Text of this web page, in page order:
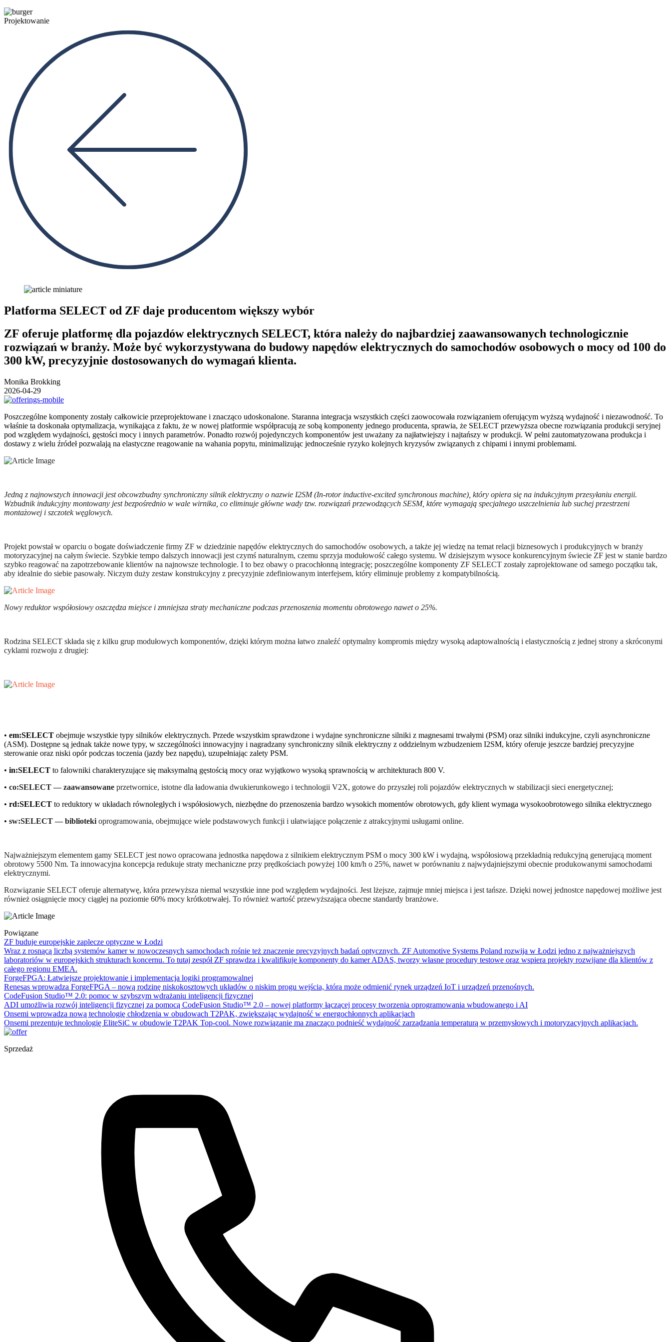
Projektowanie
Platforma SELECT od ZF daje producentom większy wybór
ZF oferuje platformę dla pojazdów elektrycznych SELECT, która należy do najbardziej zaawansowanych technologicznie
rozwiązań w branży. Może być wykorzystywana do budowy napędów elektrycznych do samochodów osobowych o mocy od 100 do
300 kW, precyzyjnie dostosowanych do wymagań klienta.
Monika Brokking
2026-04-29
Poszczególne komponenty zostały całkowicie przeprojektowane i znacząco udoskonalone. Staranna integracja wszystkich części zaowocowała rozwiązaniem oferującym wyższą wydajność i niezawodność. To
właśnie ta doskonała optymalizacja, wynikająca z faktu, że w nowej platformie współpracują ze sobą komponenty jednego producenta, sprawia, że SELECT przewyższa obecne rozwiązania produkcji seryjnej
pod względem wydajności, gęstości mocy i innych parametrów. Ponadto rozwój pojedynczych komponentów jest uważany za najłatwiejszy i najtańszy w produkcji. W pełni zautomatyzowana produkcja i
dostawy z wielu źródeł pozwalają na elastyczne reagowanie na wahania popytu, minimalizując jednocześnie ryzyko kolejnych kryzysów związanych z chipami i innymi problemami.
Jedną z najnowszych innowacji jest obcowzbudny synchroniczny silnik elektryczny o nazwie I2SM (In-rotor inductive-excited synchronous machine), który opiera się na indukcyjnym przesyłaniu energii.
Wzbudnik indukcyjny montowany jest bezpośrednio w wale wirnika, co eliminuje główne wady tzw. rozwiązań przewodzących SESM, które wymagają specjalnego uszczelnienia lub suchej przestrzeni
montażowej i szczotek węglowych.
Projekt powstał w oparciu o bogate doświadczenie firmy ZF w dziedzinie napędów elektrycznych do samochodów osobowych, a także jej wiedzę na temat relacji biznesowych i produkcyjnych w branży
motoryzacyjnej na całym świecie. Szybkie tempo dalszych innowacji jest czymś naturalnym, czemu sprzyja modułowość całego systemu. W dzisiejszym wysoce konkurencyjnym świecie ZF jest w stanie bardzo
szybko reagować na zapotrzebowanie klientów na najnowsze technologie. I to bez obawy o pracochłonną integrację; poszczególne komponenty ZF SELECT zostały zaprojektowane od samego początku tak,
aby idealnie do siebie pasowały. Niczym duży zestaw konstrukcyjny z precyzyjnie zdefiniowanym interfejsem, który eliminuje problemy z kompatybilnością.
Nowy reduktor współosiowy oszczędza miejsce i zmniejsza straty mechaniczne podczas przenoszenia momentu obrotowego nawet o 25%.
Rodzina SELECT składa się z kilku grup modułowych komponentów, dzięki którym można łatwo znaleźć optymalny kompromis między wysoką adaptowalnością i elastycznością z jednej strony a skróconymi
cyklami rozwoju z drugiej:
• em:SELECT obejmuje wszystkie typy silników elektrycznych. Przede wszystkim sprawdzone i wydajne synchroniczne silniki z magnesami trwałymi (PSM) oraz silniki indukcyjne, czyli asynchroniczne
(ASM). Dostępne są jednak także nowe typy, w szczególności innowacyjny i nagradzany synchroniczny silnik elektryczny z oddzielnym wzbudzeniem I2SM, który oferuje jeszcze bardziej precyzyjne
sterowanie oraz niski opór podczas toczenia (jazdy bez napędu), uzupełniając zalety PSM.
• in:SELECT to falowniki charakteryzujące się maksymalną gęstością mocy oraz wyjątkowo wysoką sprawnością w architekturach 800 V.
• co:SELECT — zaawansowane przetwornice, istotne dla ładowania dwukierunkowego i technologii V2X, gotowe do przyszłej roli pojazdów elektrycznych w stabilizacji sieci energetycznej;
• rd:SELECT to reduktory w układach równoległych i współosiowych, niezbędne do przenoszenia bardzo wysokich momentów obrotowych, gdy klient wymaga wysokoobrotowego silnika elektrycznego
• sw:SELECT — biblioteki oprogramowania, obejmujące wiele podstawowych funkcji i ułatwiające połączenie z atrakcyjnymi usługami online.
Najważniejszym elementem gamy SELECT jest nowo opracowana jednostka napędowa z silnikiem elektrycznym PSM o mocy 300 kW i wydajną, współosiową przekładnią redukcyjną generującą moment
obrotowy 5500 Nm. Ta innowacyjna koncepcja redukuje straty mechaniczne przy prędkościach powyżej 100 km/h o 25%, nawet w porównaniu z najwydajniejszymi obecnie produkowanymi samochodami
elektrycznymi.
Rozwiązanie SELECT oferuje alternatywę, która przewyższa niemal wszystkie inne pod względem wydajności. Jest lżejsze, zajmuje mniej miejsca i jest tańsze. Dzięki nowej jednostce napędowej możliwe jest
również osiągnięcie mocy ciągłej na poziomie 60% mocy krótkotrwałej. To również wartość przewyższająca obecne standardy branżowe.
Powiązane
ZF buduje europejskie zaplecze optyczne w Łodzi
Wraz z rosnącą liczbą systemów kamer w nowoczesnych samochodach rośnie też znaczenie precyzyjnych badań optycznych. ZF Automotive Systems Poland rozwija w Łodzi jedno z najważniejszych
laboratoriów w europejskich strukturach koncernu. To tutaj zespół ZF sprawdza i kwalifikuje komponenty do kamer ADAS, tworzy własne procedury testowe oraz wspiera projekty rozwijane dla klientów z
całego regionu EMEA.
ForgeFPGA: Łatwiejsze projektowanie i implementacja logiki programowalnej
Renesas wprowadza ForgeFPGA – nową rodzinę niskokosztowych układów o niskim progu wejścia, która może odmienić rynek urządzeń IoT i urządzeń przenośnych.
CodeFusion Studio™ 2.0: pomoc w szybszym wdrażaniu inteligencji fizycznej
ADI umożliwia rozwój inteligencji fizycznej za pomocą CodeFusion Studio™ 2.0 – nowej platformy łączącej procesy tworzenia oprogramowania wbudowanego i AI
Onsemi wprowadza nową technologię chłodzenia w obudowach T2PAK, zwiększając wydajność w energochłonnych aplikacjach
Onsemi prezentuje technologię EliteSiC w obudowie T2PAK Top-cool. Nowe rozwiązanie ma znacząco podnieść wydajność zarządzania temperaturą w przemysłowych i motoryzacyjnych aplikacjach.
Sprzedaż